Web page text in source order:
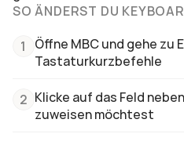
SO ÄNDERST DU
1
Öffne MBC und gehe zu
Tastaturkurzbefehle
2 Klicke auf das Feld
zuweisen möchtest